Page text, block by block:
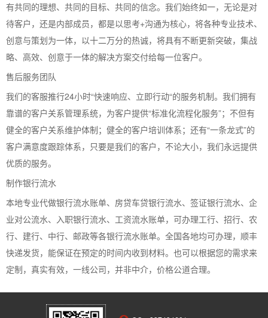
有共同的理想、共同的目标、共同的信念。我们始终如一，无论是对
待客户，还是内部成员，都是以思考+沟通为核心，将各种专业技术、
创意与策划为一体，以十二万分的热诚，将具有不断更新突破，集战
略、高效、创意于一体的解决方案交付给每一位客户。
售后服务团队
我们的客服推行24小时“快速响应、立即行动“的服务机制。我们拥有
靠谱的客户关系管理系统，为客户提供“标准化流程化服务”；不但有
健全的客户关系维护体制；健全的客户培训体系；还有“一条龙式”的
客户满意度跟踪体系，只要是我们的客户，不论大小，我们永远提供
优质的服务。
制作银行流水
本地专业代做银行流水账单、房贷车贷银行流水、签证银行流水、企
业对公流水、入职银行流水、工资流水账单，可办理工行、招行、农
行、建行、中行、邮政等各银行流水账单。全国各地均可办理，顺丰
快递发货，能保证在预定的时间内收到材料。也可以根据您的需求来
定制，真实有效，一线公司，并非中介，价格公道合理。